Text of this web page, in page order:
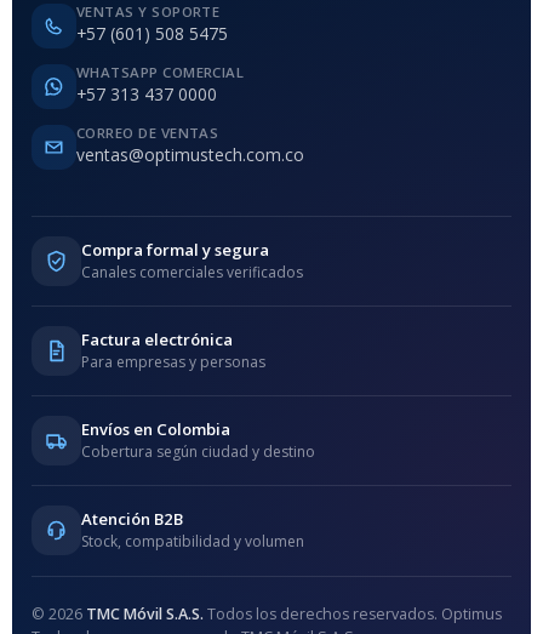
VENTAS Y SOPORTE
+57 (601) 508 5475
WHATSAPP COMERCIAL
+57 313 437 0000
CORREO DE VENTAS
ventas@optimustech.com.co
Compra formal y segura
Canales comerciales verificados
Factura electrónica
Para empresas y personas
Envíos en Colombia
Cobertura según ciudad y destino
Atención B2B
Stock, compatibilidad y volumen
© 2026 TMC Móvil S.A.S. Todos los derechos reservados. Optimus